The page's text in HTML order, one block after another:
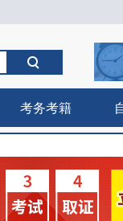
考务考籍